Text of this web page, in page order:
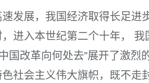
发展，我国经济取得长足进
进入本世纪第二个十年，
国改革向何处去”展开了激烈
社会主义伟大旗帜，既不走